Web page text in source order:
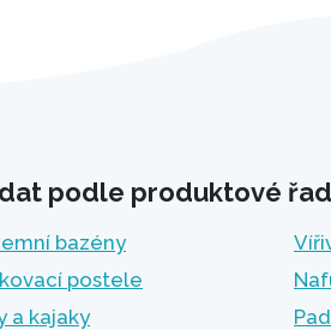
podle produktové
bazény
postele
a kajaky